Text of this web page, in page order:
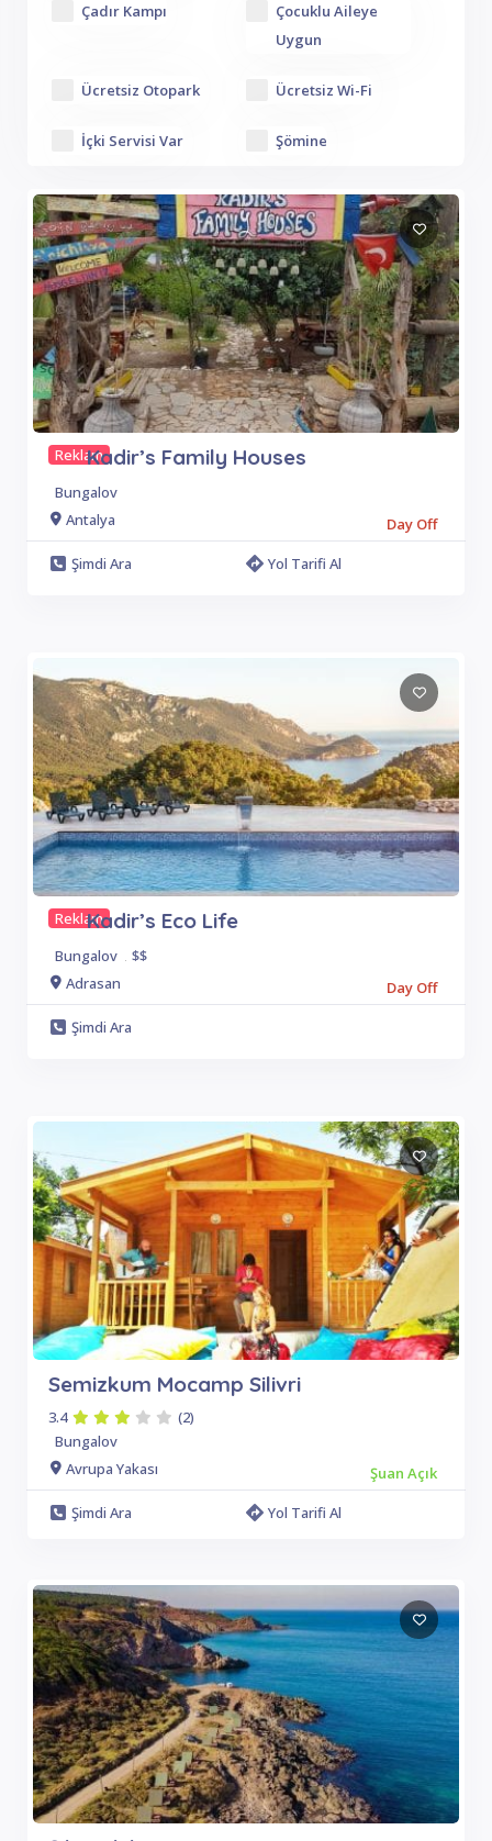
Çadır Kampı
Çocuklu Aileye
Uygun
Ücretsiz Otopark Ücretsiz Wi-Fi
İçki Servisi Var Şömine
ReklamKadir’s Family Houses
Bungalov
Antalya
Day Off
Şimdi Ara
Yol Tarifi Al
ReklamKadir’s Eco Life
Bungalov . $$
Adrasan
Day Off
Şimdi Ara
Semizkum Mocamp Silivri
3.4
(2)
Bungalov
Avrupa Yakası
Şuan Açık
Şimdi Ara
Yol Tarifi Al